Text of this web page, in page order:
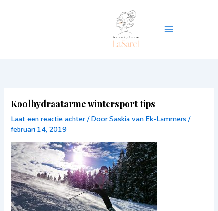
Koolhydraatarme wintersport tips
Laat een reactie achter / DoorSaskia van Ek-Lammers/
februari 14, 2019